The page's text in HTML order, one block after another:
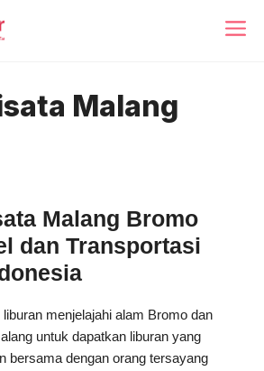
Malang
Malang Bromo
dan Transportasi
menjelajahi alam Bromo dan
untuk dapatkan liburan yang
bersama dengan orang tersayang